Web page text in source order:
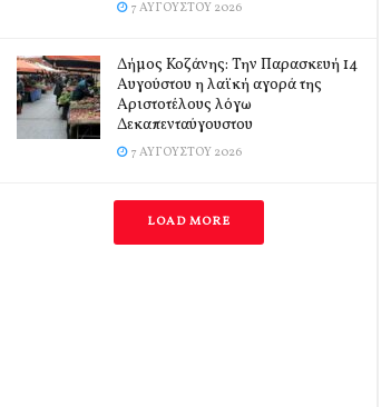
7 ΑΥΓΟΎΣΤΟΥ 2026
Δήμος Κοζάνης: Την Παρασκευή 14
Αυγούστου η λαϊκή αγορά της
Αριστοτέλους λόγω
Δεκαπενταύγουστου
7 ΑΥΓΟΎΣΤΟΥ 2026
LOAD MORE